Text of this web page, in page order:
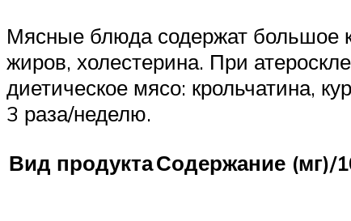
Мясные блюда содержат большое
жиров, холестерина. При
диетическое мясо: крольчатина,
3 раза/неделю.
Вид продуктаСодержание (мг)/